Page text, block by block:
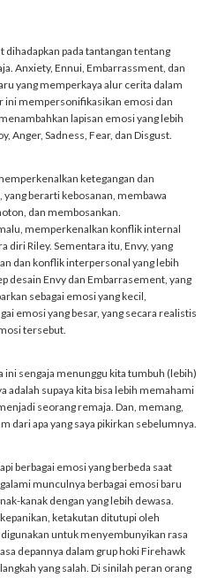
dihadapkan pada tantangan tentang
Anxiety, Ennui, Embarrassment, dan
yang memperkaya alur cerita dalam
ini mempersonifikasikan emosi dan
lapisan emosi yang lebih
Anger, Sadness, Fear, dan Disgust.
ketegangan dan
berarti kebosanan, membawa
dan membosankan.
memperkenalkan konflik internal
diri Riley. Sementara itu, Envy, yang
dan konflik interpersonal yang lebih
desain Envy dan Embarrasement, yang
sebagai emosi yang kecil,
emosi yang besar, yang secara realistis
tersebut.
ini sengaja menunggu kita tumbuh (lebih)
adalah supaya kita bisa lebih memahami
seorang remaja. Dan, memang,
dari apa yang saya pikirkan sebelumnya.
berbagai emosi yang berbeda saat
munculnya berbagai emosi baru
kanak dengan yang lebih dewasa.
ketakutan ditutupi oleh
untuk menyembunyikan rasa
depannya dalam grup hoki Firehawk
yang salah. Di sinilah peran orang